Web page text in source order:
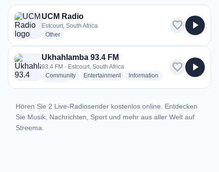
2 Radiosender aus Estcourt
UCM Radio
Estcourt, South Africa
Otherradio stations
favorite play_arrow
Ukhahlamba 93.4 FM
93.4 FM · Estcourt, South Africa
Communityradio stations
Entertainmentradio stations
Information radio stations
favorite play_arrow
Hören Sie 2 Live-Radiosender kostenlos online. Entdecken
Sie Musik, Nachrichten, Sport und mehr aus aller Welt auf
Streema.